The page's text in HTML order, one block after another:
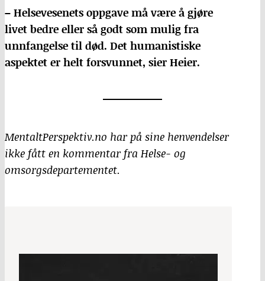
– Helsevesenets oppgave må være å gjøre
livet bedre eller så godt som mulig fra
unnfangelse til død. Det humanistiske
aspektet er helt forsvunnet, sier Heier.
MentaltPerspektiv.no har på sine henvendelser
ikke fått en kommentar fra Helse- og
omsorgsdepartementet.